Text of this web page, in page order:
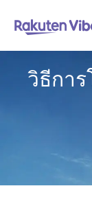
วิธีกา